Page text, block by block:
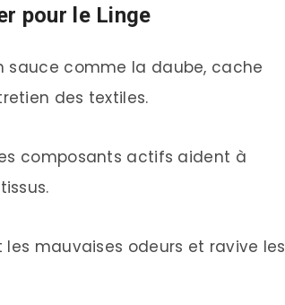
pour le Linge
sauce comme la daube, cache
des textiles.
composants actifs aident à
mauvaises odeurs et ravive les